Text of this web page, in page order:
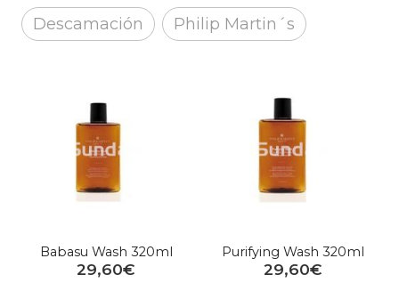
Descamación Philip Martin´s
Babasu Wash 320ml
29,60€
Purifying Wash 320ml
29,60€